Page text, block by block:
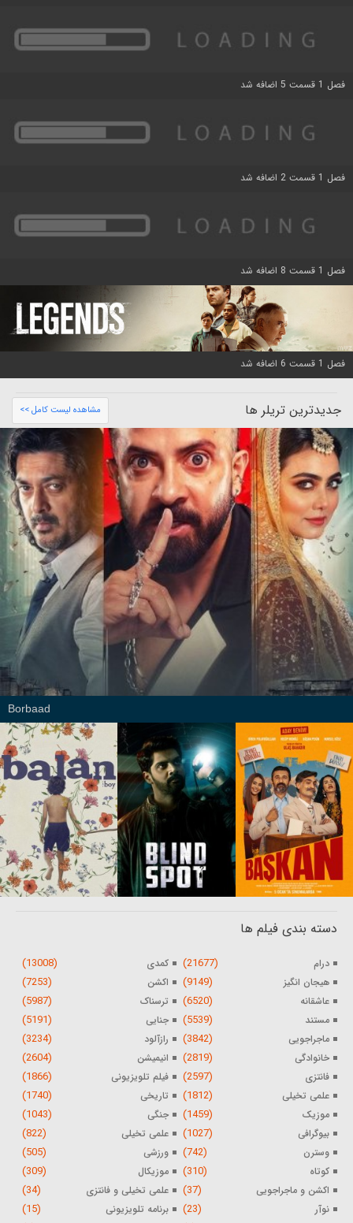
فصل 1 قسمت 5 اضافه شد
فصل 1 قسمت 2 اضافه شد
فصل 1 قسمت 8 اضافه شد
فصل 1 قسمت 6 اضافه شد
جدیدترین تریلر ها مشاهده لیست کامل >>
Borbaad
دسته بندی فیلم ها
درام (21677) کمدی (13008)
هیجان انگیز (9149) اکشن (7253)
عاشقانه (6520) ترسناک (5987)
مستند (5539) جنایی (5191)
ماجراجویی (3842) رازآلود (3234)
خانوادگی (2819) انیمیشن (2604)
فانتزی (2597) فیلم تلویزیونی (1866)
علمی تخیلی (1812) تاریخی (1740)
موزیک (1459) جنگی (1043)
بیوگرافی (1027) علمی تخیلی (822)
وسترن (742) ورزشی (505)
کوتاه (310) موزیکال (309)
اکشن و ماجراجویی (37) علمی تخیلی و فانتزی (34)
نوآر (23) برنامه تلویزیونی (15)